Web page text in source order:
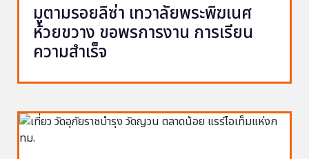
มูตามรอยลิซ่า เทวาลัยพระพิฆเนศ
ห้วยขวาง ขอพรการงาน การเรียน
ความสำเร็จ